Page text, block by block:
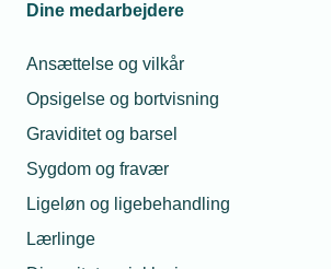
Dine medarbejdere
Ansættelse og vilkår
Opsigelse og bortvisning
Graviditet og barsel
Sygdom og fravær
Ligeløn og ligebehandling
Lærlinge
CSR og FN's